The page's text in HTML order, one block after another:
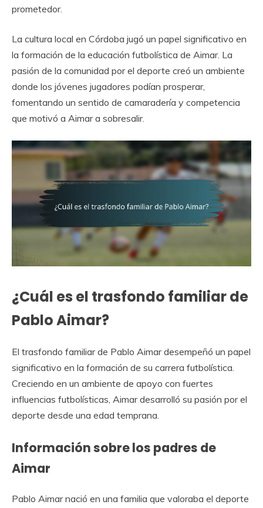
prometedor.
La cultura local en Córdoba jugó un papel significativo en
la formación de la educación futbolística de Aimar. La
pasión de la comunidad por el deporte creó un ambiente
donde los jóvenes jugadores podían prosperar,
fomentando un sentido de camaradería y competencia
que motivó a Aimar a sobresalir.
¿Cuál es el trasfondo familiar de
Pablo Aimar?
El trasfondo familiar de Pablo Aimar desempeñó un papel
significativo en la formación de su carrera futbolística.
Creciendo en un ambiente de apoyo con fuertes
influencias futbolísticas, Aimar desarrolló su pasión por el
deporte desde una edad temprana.
Información sobre los padres de
Aimar
Pablo Aimar nació en una familia que valoraba el deporte